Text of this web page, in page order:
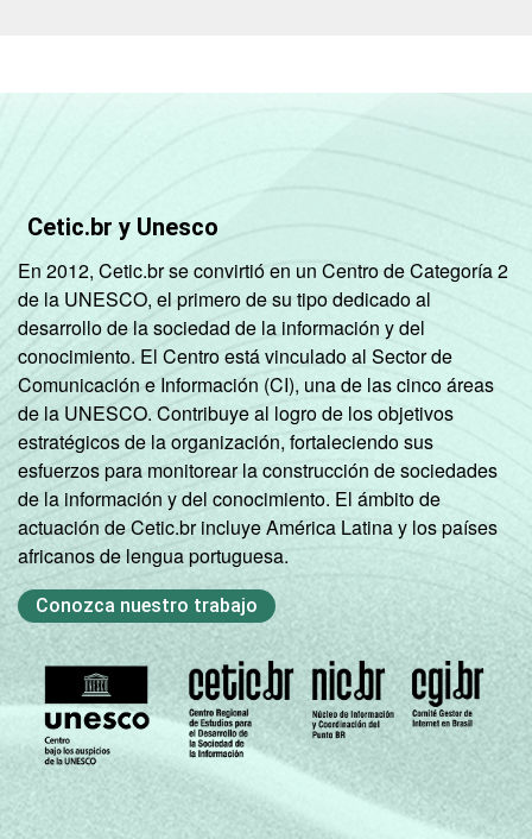
Considerado somente o acesso à Internet
via computador de mesa (desktop),
computador portátil (
laptop notebook
Tablet.
2 Base: 831 diretores. Dados coletados entre
setembro e dezembro de 2012.
Fonte: NIC.br - set/dez 2012
Cetic.br y Unesco
En 2012, Cetic.br se convirtió en un Centro de Categoría 2
de la UNESCO, el primero de su tipo dedicado al
desarrollo de la sociedad de la información y del
conocimiento. El Centro está vinculado al Sector de
Comunicación e Información (CI), una de las cinco áreas
de la UNESCO. Contribuye al logro de los objetivos
estratégicos de la organización, fortaleciendo sus
esfuerzos para monitorear la construcción de sociedades
de la información y del conocimiento. El ámbito de
actuación de Cetic.br incluye América Latina y los países
africanos de lengua portuguesa.
Conozca nuestro trabajo